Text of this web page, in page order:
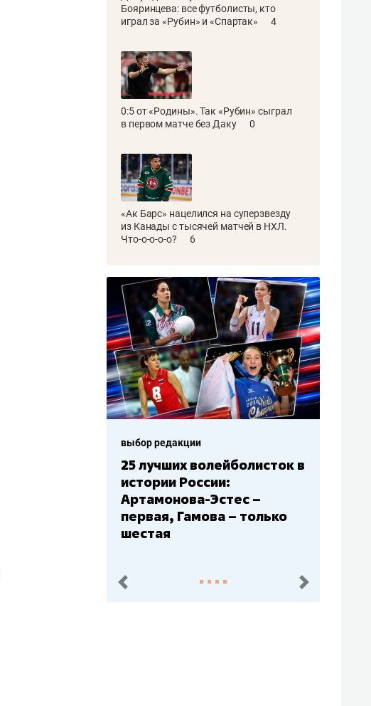
Бояринцева: все футболисты, кто
играл за «Рубин» и «Спартак»
4
0:5 от «Родины». Так «Рубин» сыграл
в первом матче без Даку
0
«Ак Барс» нацелился на суперзвезду
из Канады с тысячей матчей в НХЛ.
Что-о-о-о-о?
6
выбор редакции
Бюджеты клубов КХЛ: СКА
– главный мажор, «Ак
Барс» – второй, «Салават
Юлаев» – середняк
пред. след.